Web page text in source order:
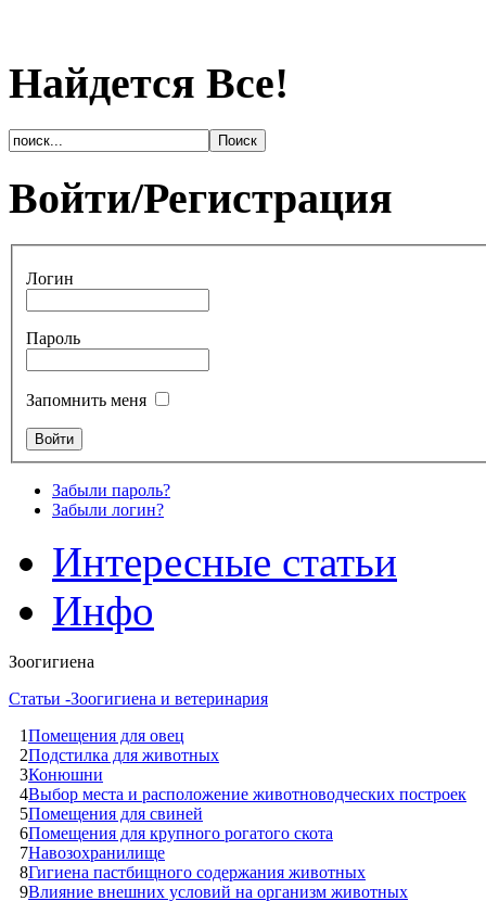
Найдется Все!
Войти/Регистрация
Логин
Пароль
Запомнить меня
Забыли пароль?
Забыли логин?
Интересные статьи
Инфо
Зоогигиена
Статьи -Зоогигиена и ветеринария
1Помещения для овец
2Подстилка для животных
3Конюшни
4Выбор места и расположение животноводческих построек
5Помещения для свиней
6Помещения для крупного рогатого скота
7Навозохранилище
8Гигиена пастбищного содержания животных
9Влияние внешних условий на организм животных